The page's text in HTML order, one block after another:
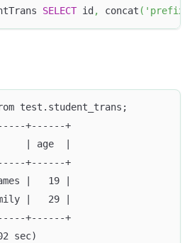
SELECT id , concat (
test.student_trans;
+------+
| age  |
+------+
|   19 |
|   29 |
+------+
sec)